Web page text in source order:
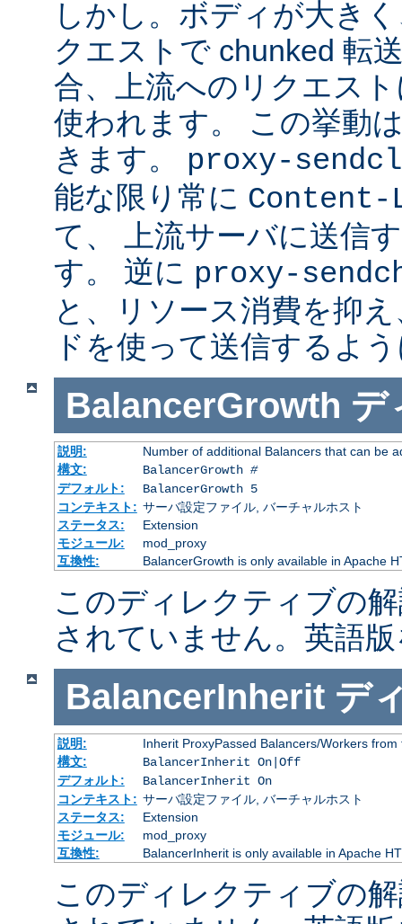
しかし。ボディが大き
クエストで chunked 転
合、上流へのリクエス
使われます。 この挙動
きます。 proxy-sendcl
能な限り常に Content-
て、 上流サーバに送信
す。 逆に proxy-
と、リソース消費を抑
ドを使って送信するよ
BalancerGrowth デ
説明:
Number of additional Balancers that can be
構文:
BalancerGrowth #
デフォルト:
BalancerGrowth 5
コンテキスト: サーバ設定ファイル, バーチャルホスト
ステータス:
Extension
モジュール:
mod_proxy
互換性:
BalancerGrowth is only available in Apache
このディレクティブの
されていません。英語
BalancerInherit デ
説明:
Inherit ProxyPassed Balancers/Workers
構文:
BalancerInherit On|Off
デフォルト:
BalancerInherit On
コンテキスト: サーバ設定ファイル, バーチャルホスト
ステータス:
Extension
モジュール:
mod_proxy
互換性:
BalancerInherit is only available in Apache
このディレクティブの